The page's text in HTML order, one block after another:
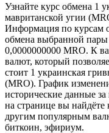
Узнайте курс обмена 1
мавританской угии
Информация по курсам
обмена выбранной
0,0000000000 MRO. К
валют, который
стоит 1 украинская
(MRO). График
исторические данные
на странице вы
другим популярным
биткоин, эфириум.